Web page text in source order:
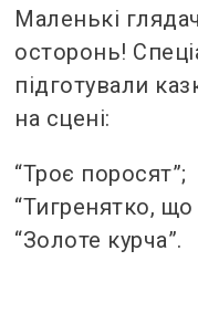
Маленькі
осторонь!
підготували
на сцені:
“Троє поросят”;
“Тигренятко, що
“Золоте курча”.